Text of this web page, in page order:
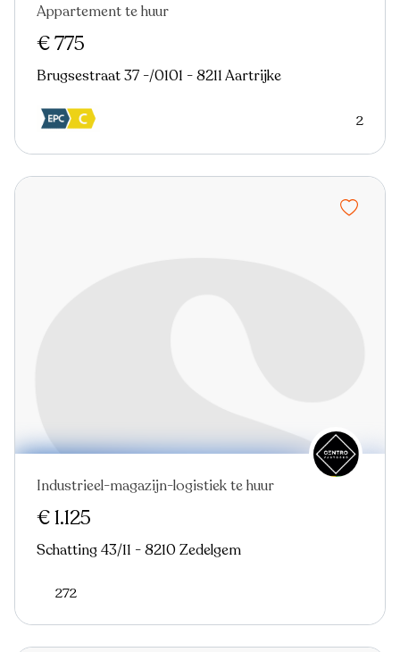
Appartement te huur
€ 775
Brugsestraat 37 -/0101 - 8211 Aartrijke
2
Industrieel-magazijn-logistiek te huur
€ 1.125
Schatting 43/11 - 8210 Zedelgem
272